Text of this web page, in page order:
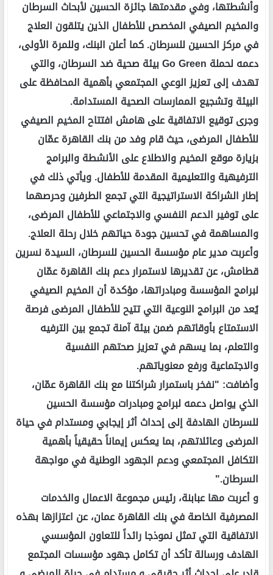
وأنشطتها، وفي مقدمتها جائزة الحسين لأبحاث السرطان
والمخيم الصيفي المخصص للأطفال الذين يتلقون العلاج
في مركز الحسين للسرطان. كما أعلن البنك، وللمرة الأولى،
دعمه لحملة Go Green بيئة صحية ضد السرطان، والتي
تهدف إلى تعزيز الوعي المجتمعي بأهمية المحافظة على
البيئة وتشجيع الممارسات الصحية المستدامة.
وجرى توقيع الاتفاقية على هامش افتتاح المخيم الصيفي
للأطفال المرضى، حيث قام وفد من بنك القاهرة عمّان
بزيارة موقع المخيم والاطلاع على الأنشطة والبرامج
الترفيهية والتعليمية المقدمة للأطفال. ويأتي ذلك في
إطار الشراكة الاستراتيجية التي تجمع الطرفين وحرصهما
على توفير الدعم النفسي والاجتماعي للأطفال المرضى،
والمساهمة في تحسين جودة حياتهم خلال رحلة العلاج.
وأعربت مدير عام مؤسسة الحسين للسرطان، السيدة نسرين
قطامش، عن تقديرها لاستمرار دعم بنك القاهرة عمّان
لبرامج المؤسسة ومبادراتها، مؤكدة أن المخيم الصيفي
يُعد من البرامج النوعية التي تتيح للأطفال المرضى فرصة
الاستمتاع بأوقاتهم ضمن بيئة آمنة تجمع بين الترفيه
والتعلم، بما يسهم في تعزيز صحتهم النفسية
والاجتماعية ورفع معنوياتهم.
وأضافت: "نفخر باستمرار شراكتنا مع بنك القاهرة عمّان،
الذي يواصل دعمه لبرامج ومبادرات مؤسسة الحسين
للسرطان الهادفة إلى إحداث أثر إيجابي ومستدام في حياة
المرضى وعائلاتهم، بما يعكس إيماناً حقيقياً بأهمية
التكافل المجتمعي ودعم الجهود الوطنية في مواجهة
السرطان."
و أعربت مها عبابنة، رئيس مجموعة الاعمال والخدمات
المصرفية الخاصة في بنك القاهرة عمان، عن اعتزازها بهذه
الاتفاقية التي تمثل نموذجا رائداً للتعاون المؤسسي
الهادف ورسالة تأكد أن تكامل جهود مؤسسات المجتمع